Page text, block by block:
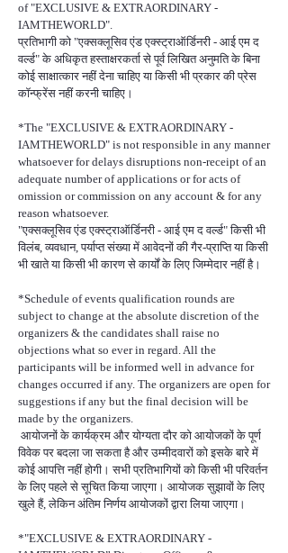
of "EXCLUSIVE & EXTRAORDINARY -
IAMTHEWORLD".
प्रतिभागी को "एक्सक्लूसिव एंड एक्स्ट्राऑर्डिनरी - आई एम द
वर्ल्ड" के अधिकृत हस्ताक्षरकर्ता से पूर्व लिखित अनुमति के बिना
कोई साक्षात्कार नहीं देना चाहिए या किसी भी प्रकार की प्रेस
कॉन्फ्रेंस नहीं करनी चाहिए।
*The "EXCLUSIVE & EXTRAORDINARY -
IAMTHEWORLD" is not responsible in any manner
whatsoever for delays disruptions non-receipt of an
adequate number of applications or for acts of
omission or commission on any account & for any
reason whatsoever.
"एक्सक्लूसिव एंड एक्स्ट्राऑर्डिनरी - आई एम द वर्ल्ड" किसी भी
विलंब, व्यवधान, पर्याप्त संख्या में आवेदनों की गैर-प्राप्ति या किसी
भी खाते या किसी भी कारण से कार्यों के लिए जिम्मेदार नहीं है।
*Schedule of events qualification rounds are
subject to change at the absolute discretion of the
organizers & the candidates shall raise no
objections what so ever in regard. All the
participants will be informed well in advance for
changes occurred if any. The organizers are open for
suggestions if any but the final decision will be
made by the organizers.
आयोजनों के कार्यक्रम और योग्यता दौर को आयोजकों के पूर्ण
विवेक पर बदला जा सकता है और उम्मीदवारों को इसके बारे में
कोई आपत्ति नहीं होगी। सभी प्रतिभागियों को किसी भी परिवर्तन
के लिए पहले से सूचित किया जाएगा। आयोजक सुझावों के लिए
खुले हैं, लेकिन अंतिम निर्णय आयोजकों द्वारा लिया जाएगा।
*"EXCLUSIVE & EXTRAORDINARY -